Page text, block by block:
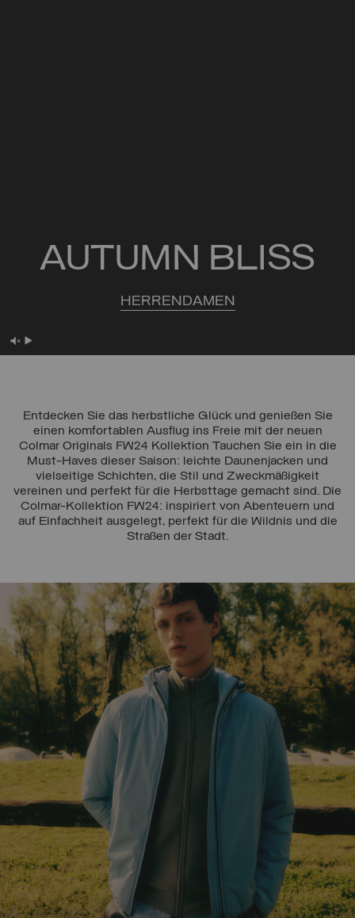
AUTUMN BLISS
HERRENDAMEN
Entdecken Sie das herbstliche Glück und genießen Sie
einen komfortablen Ausflug ins Freie mit der neuen
Colmar Originals FW24 Kollektion Tauchen Sie ein in die
Must-Haves dieser Saison: leichte Daunenjacken und
vielseitige Schichten, die Stil und Zweckmäßigkeit
vereinen und perfekt für die Herbsttage gemacht sind. Die
Colmar-Kollektion FW24: inspiriert von Abenteuern und
auf Einfachheit ausgelegt, perfekt für die Wildnis und die
Straßen der Stadt.